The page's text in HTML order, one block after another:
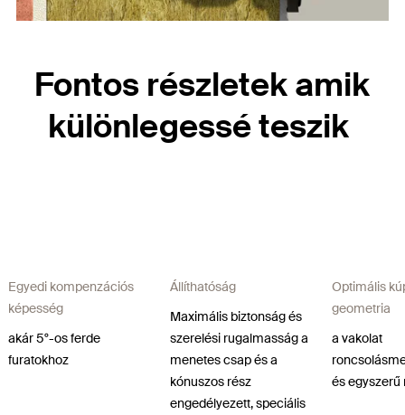
Fontos részletek amik
különlegessé teszik
Egyedi kompenzációs
képesség
akár 5°-os ferde
furatokhoz
Állíthatóság
Maximális biztonság és
szerelési rugalmasság a
menetes csap és a
kónuszos rész
engedélyezett, speciális
Optimális
geometria
a vakolat
és